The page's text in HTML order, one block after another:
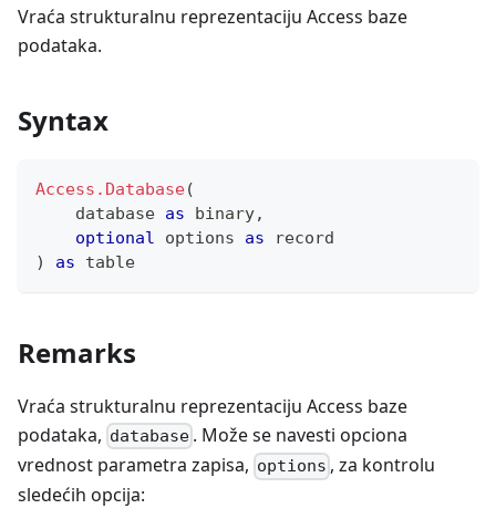
Vraća strukturalnu reprezentaciju Access baze
podataka.
Syntax
Access.Database(
    database
as binary,
optional options as
record
)
as table
Remarks
Vraća strukturalnu reprezentaciju Access baze
podataka, database . Može se navesti opciona
vrednost parametra zapisa, options , za kontrolu
sledećih opcija: